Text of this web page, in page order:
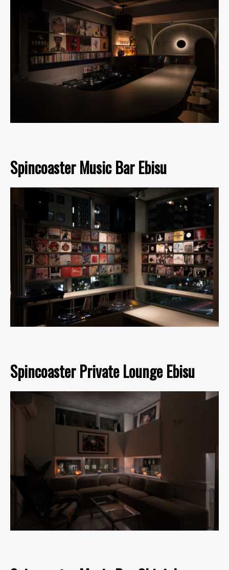
Spincoaster Music Bar Ebisu
Spincoaster Private Lounge Ebisu